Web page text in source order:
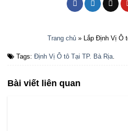
Trang chủ» Lắp Định Vị Ô
Tags: Định Vị Ô tô Tại TP. Bà Rịa
Bài viết liên quan